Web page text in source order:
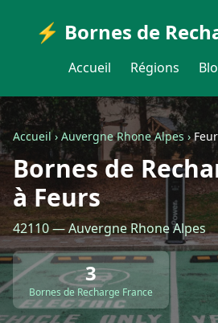
⚡ Bornes de
Accueil Régions
Accueil›Auvergne Rhone Alpes›
Bornes de
à Feurs
42110 — Auvergne Rhone Alpes
3
Bornes de Recharge France